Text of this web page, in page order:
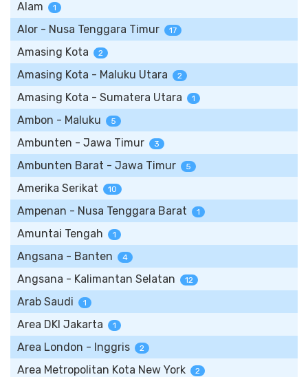
Alam 1
Alor - Nusa Tenggara Timur 17
Amasing Kota 2
Amasing Kota - Maluku Utara 2
Amasing Kota - Sumatera Utara 1
Ambon - Maluku 5
Ambunten - Jawa Timur 3
Ambunten Barat - Jawa Timur 5
Amerika Serikat 10
Ampenan - Nusa Tenggara Barat 1
Amuntai Tengah 1
Angsana - Banten 4
Angsana - Kalimantan Selatan 12
Arab Saudi 1
Area DKI Jakarta 1
Area London - Inggris 2
Area Metropolitan Kota New York 2